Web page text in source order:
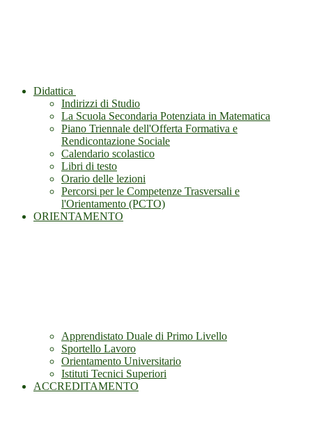
Didattica
Indirizzi di Studio
La Scuola Secondaria Potenziata in Matematica
Piano Triennale dell'Offerta Formativa e
Rendicontazione Sociale
Calendario scolastico
Libri di testo
Orario delle lezioni
Percorsi per le Competenze Trasversali e
l'Orientamento (PCTO)
ORIENTAMENTO
Apprendistato Duale di Primo Livello
Sportello Lavoro
Orientamento Universitario
Istituti Tecnici Superiori
ACCREDITAMENTO